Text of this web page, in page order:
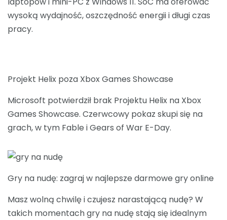
wysoką wydajność, oszczędność energii i długi czas
pracy.
Projekt Helix poza Xbox Games Showcase
Microsoft potwierdził brak Projektu Helix na Xbox
Games Showcase. Czerwcowy pokaz skupi się na
grach, w tym Fable i Gears of War E-Day.
Gry na nudę: zagraj w najlepsze darmowe gry online
Masz wolną chwilę i czujesz narastającą nudę? W
takich momentach gry na nudę stają się idealnym